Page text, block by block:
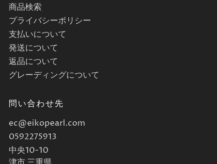
商品検索
プライバシーポリシー
支払いについて
発送について
返品について
グレーディングについて
問い合わせ先
ec@eikopearl.com
0592275913
中央10-10